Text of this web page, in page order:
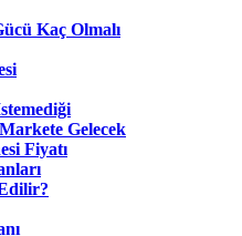
Kaç Olmalı
Gelecek
Fiyatı